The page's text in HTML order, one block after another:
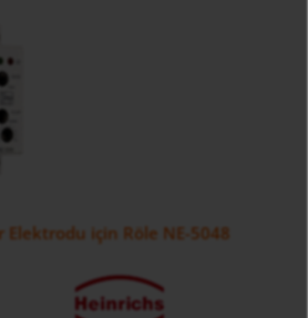
Elektrodu için Röle NE-5048